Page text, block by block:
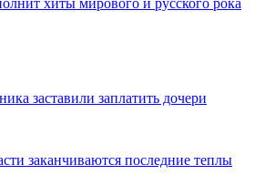
хиты мирового и русского рока
заставили заплатить дочери
заканчиваются последние теплы